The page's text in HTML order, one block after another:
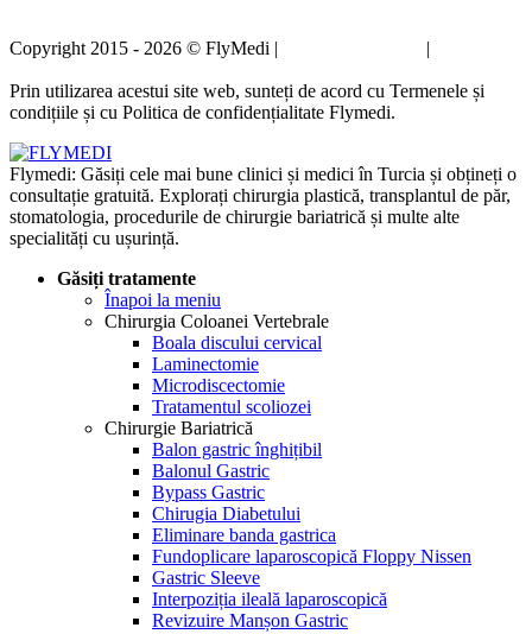
Copyright 2015 - 2026 © FlyMedi | |
Prin utilizarea acestui site web, sunteți de acord cu Termenele și
condițiile și cu Politica de confidențialitate Flymedi.
Flymedi: Găsiți cele mai bune clinici și medici în Turcia și obțineți o
consultație gratuită. Explorați chirurgia plastică, transplantul de păr,
stomatologia, procedurile de chirurgie bariatrică și multe alte
specialități cu ușurință.
Găsiți tratamente
Înapoi la meniu
Chirurgia Coloanei Vertebrale
Boala discului cervical
Laminectomie
Microdiscectomie
Tratamentul scoliozei
Chirurgie Bariatrică
Balon gastric înghițibil
Balonul Gastric
Bypass Gastric
Chirugia Diabetului
Eliminare banda gastrica
Fundoplicare laparoscopică Floppy Nissen
Gastric Sleeve
Interpoziția ileală laparoscopică
Revizuire Manșon Gastric